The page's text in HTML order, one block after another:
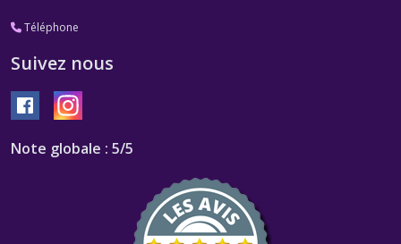
Téléphone
Suivez nous
Note globale : 5/5